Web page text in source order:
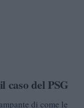
caso del PSG
di come le